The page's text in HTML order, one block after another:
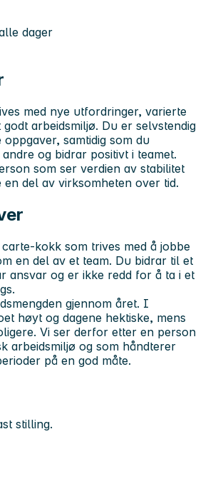
dager
med nye utfordringer, varierte
arbeidsmiljø. Du er selvstendig
samtidig som du
og bidrar positivt i teamet.
som ser verdien av stabilitet
del av virksomheten over tid.
kokk som trives med å jobbe
en del av et team. Du bidrar til et
ansvar og er ikke redd for å ta i et
gjennom året. I
høyt og dagene hektiske, mens
Vi ser derfor etter en person
arbeidsmiljø og som håndterer
på en god måte.
stilling.